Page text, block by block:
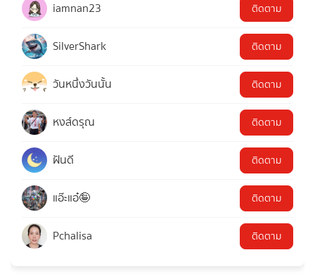
iamnan23 ติดตาม
SilverShark ติดตาม
วันหนึ่งวันนั้น ติดตาม
หงส์ดรุณ ติดตาม
ฝันดี ติดตาม
แอ๊ะแอ๋🤪 ติดตาม
Pchalisa ติดตาม